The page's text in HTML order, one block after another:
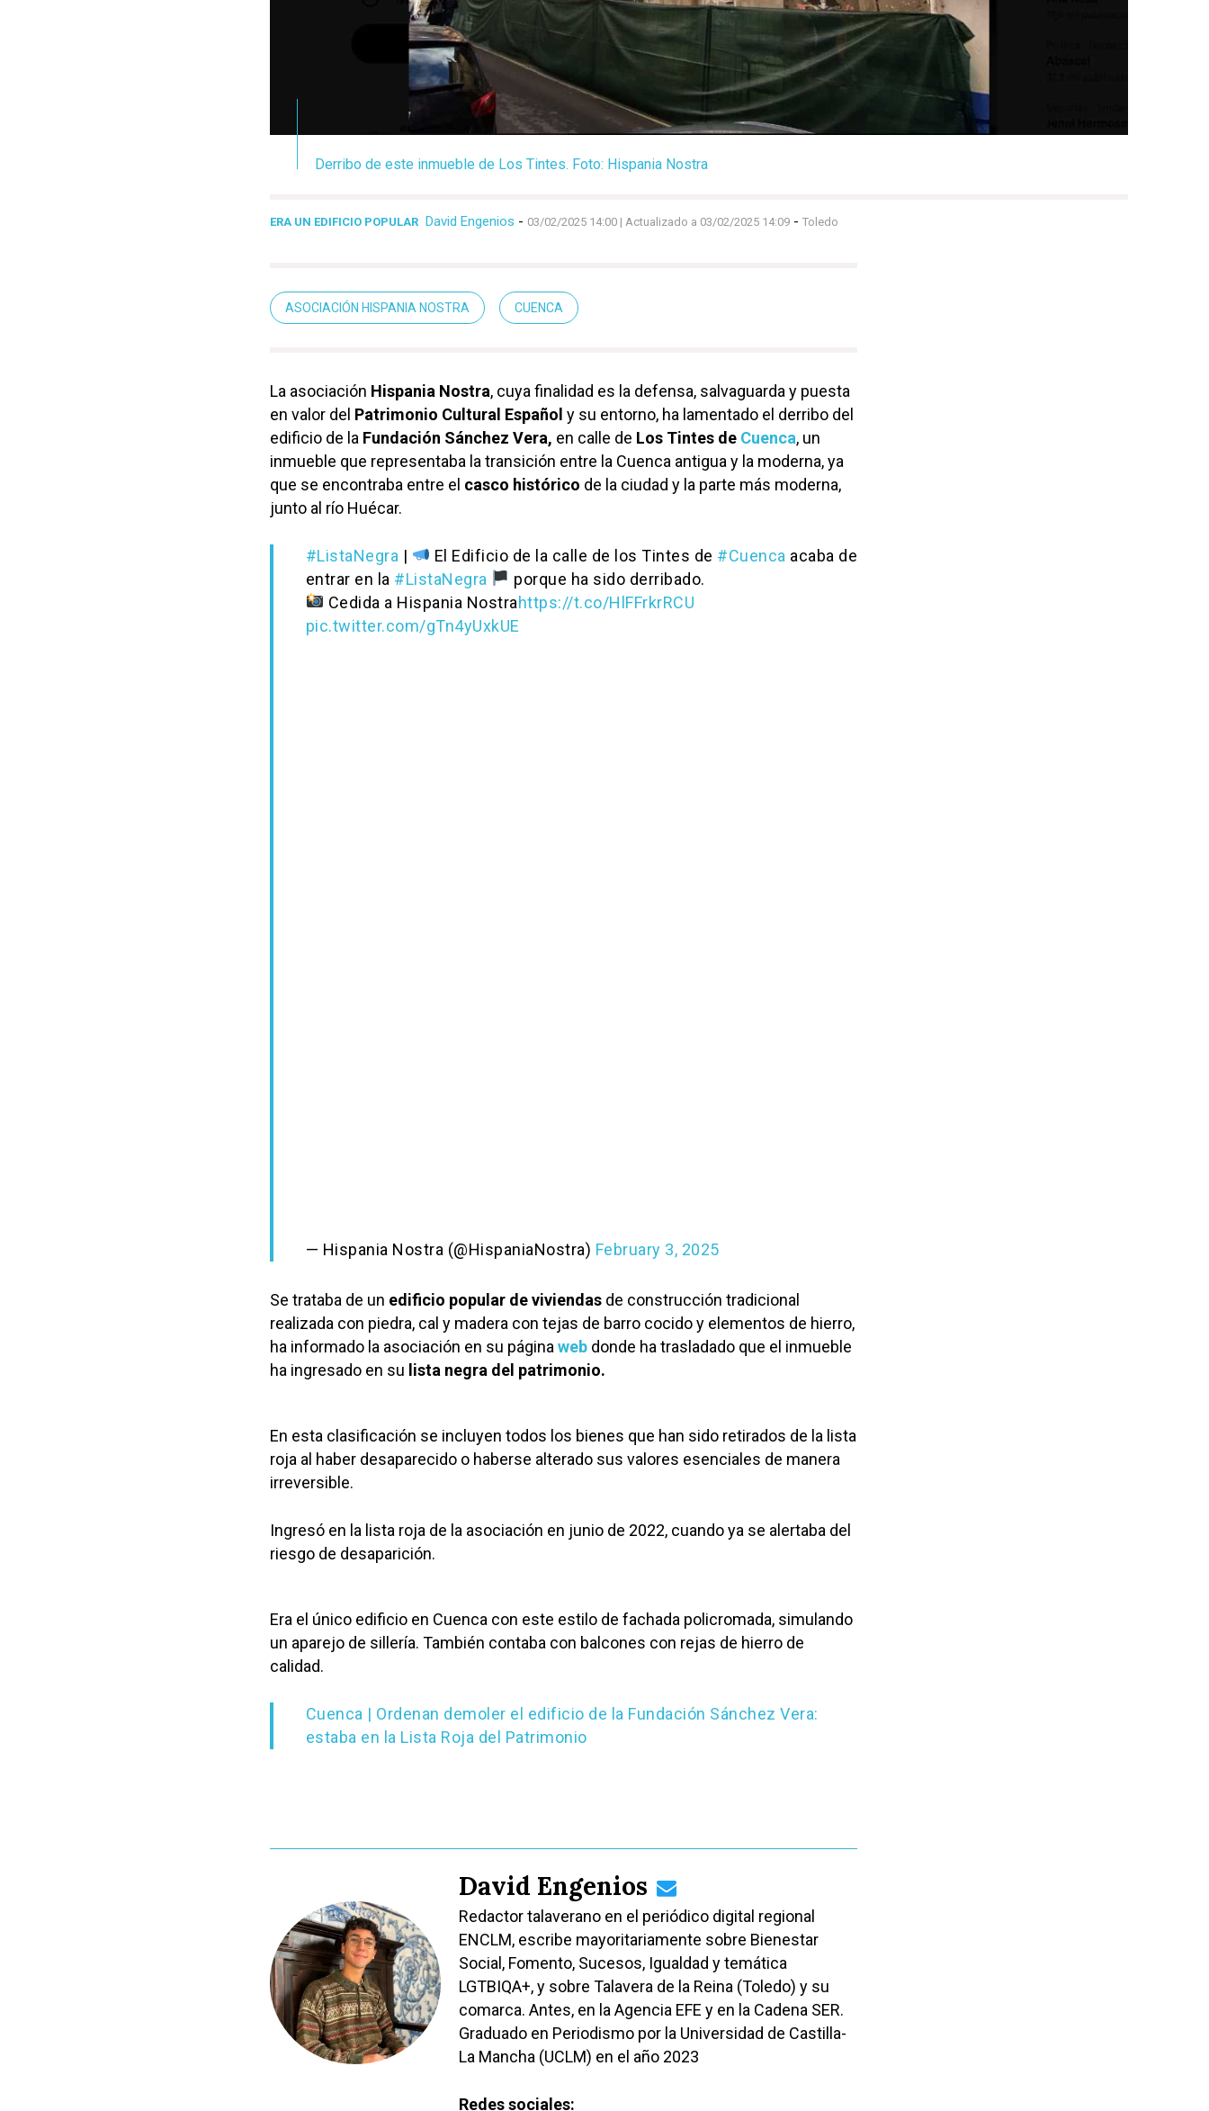
Derribo de este inmueble de Los Tintes. Foto: Hispania Nostra
ERA UN EDIFICIO POPULAR David Engenios - 03/02/2025 14:00 | Actualizado a 03/02/2025 14:09 - Toledo
ASOCIACIÓN HISPANIA NOSTRA CUENCA
La asociación Hispania Nostra, cuya finalidad es la defensa, salvaguarda y puesta
en valor del Patrimonio Cultural Español y su entorno, ha lamentado el derribo del
edificio de la Fundación Sánchez Vera, en calle de Los Tintes de Cuenca, un
inmueble que representaba la transición entre la Cuenca antigua y la moderna, ya
que se encontraba entre el casco histórico de la ciudad y la parte más moderna,
junto al río Huécar.
#ListaNegra | El Edificio de la calle de los Tintes de #Cuenca acaba de
entrar en la #ListaNegra
porque ha sido derribado.
Cedida a Hispania Nostrahttps://t.co/HlFFrkrRCU
pic.twitter.com/gTn4yUxkUE
— Hispania Nostra (@HispaniaNostra) February 3, 2025
Se trataba de un edificio popular de viviendas de construcción tradicional
realizada con piedra, cal y madera con tejas de barro cocido y elementos de hierro,
ha informado la asociación en su página web donde ha trasladado que el inmueble
ha ingresado en su lista negra del patrimonio.
En esta clasificación se incluyen todos los bienes que han sido retirados de la lista
roja al haber desaparecido o haberse alterado sus valores esenciales de manera
irreversible.
Ingresó en la lista roja de la asociación en junio de 2022, cuando ya se alertaba del
riesgo de desaparición.
Era el único edificio en Cuenca con este estilo de fachada policromada, simulando
un aparejo de sillería. También contaba con balcones con rejas de hierro de
calidad.
Cuenca | Ordenan demoler el edificio de la Fundación Sánchez Vera:
estaba en la Lista Roja del Patrimonio
David Engenios
Redactor talaverano en el periódico digital regional
ENCLM, escribe mayoritariamente sobre Bienestar
Social, Fomento, Sucesos, Igualdad y temática
LGTBIQA+, y sobre Talavera de la Reina (Toledo) y su
comarca. Antes, en la Agencia EFE y en la Cadena SER.
Graduado en Periodismo por la Universidad de Castilla-
La Mancha (UCLM) en el año 2023
Redes sociales: